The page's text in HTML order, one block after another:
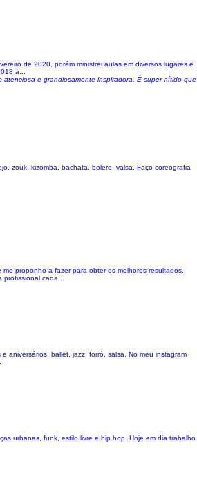
de 2020, porém ministrei aulas em diversos lugares e
à...
e grandiosamente inspiradora. É super nítido que
zouk, kizomba, bachata, bolero, valsa. Faço coreografia
proponho a fazer para obter os melhores resultados,
cada...
aniversários, ballet, jazz, forró, salsa. No meu instagram
urbanas, funk, estilo livre e hip hop. Hoje em dia trabalho